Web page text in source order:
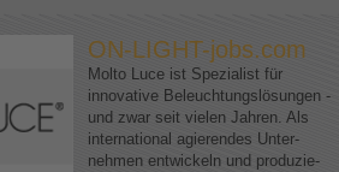
ON-LIGHT-jobs.com
Molto Luce ist Spezialist für
innovative Beleuchtungslösungen -
und zwar seit vielen Jahren. Als
international agierendes Unter-
nehmen entwickeln und produzie-